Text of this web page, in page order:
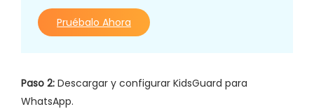
Pruébalo Ahora
Paso 2: Descargar y configurar KidsGuard para
WhatsApp.